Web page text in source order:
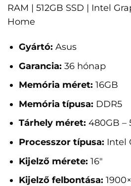
RAM | 512GB SSD | Intel
Home
Gyártó: Asus
Garancia: 36 hónap
Memória méret: 16GB
Memória típusa: DDR5
Tárhely méret: 480GB –
Processzor típusa: Intel
Kijelző mérete: 16"
Kijelző felbontása: